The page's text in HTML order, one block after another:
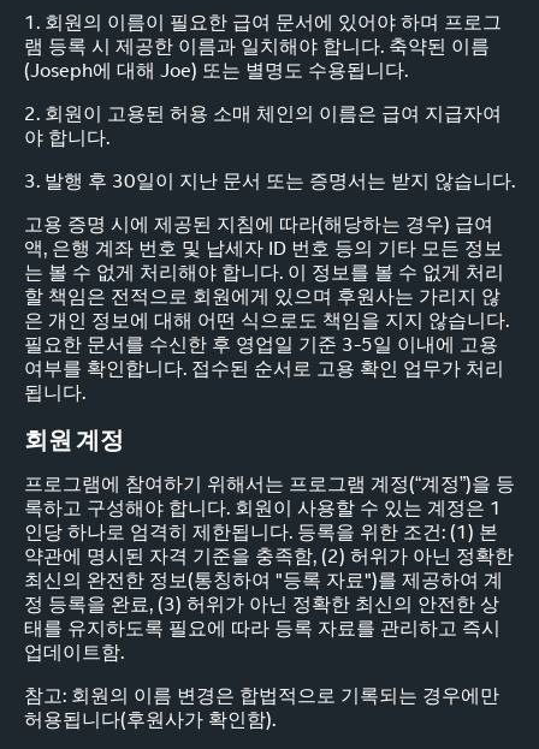
1. 회원의 이름이 필요한 급여 문서에 있어야 하며 프로그
램 등록 시 제공한 이름과 일치해야 합니다. 축약된 이름
(Joseph에 대해 Joe) 또는 별명도 수용됩니다.
2. 회원이 고용된 허용 소매 체인의 이름은 급여 지급자여
야 합니다.
3. 발행 후 30일이 지난 문서 또는 증명서는 받지 않습니다.
고용 증명 시에 제공된 지침에 따라(해당하는 경우) 급여
액, 은행 계좌 번호 및 납세자 ID 번호 등의 기타 모든 정보
는 볼 수 없게 처리해야 합니다. 이 정보를 볼 수 없게 처리
할 책임은 전적으로 회원에게 있으며 후원사는 가리지 않
은 개인 정보에 대해 어떤 식으로도 책임을 지지 않습니다.
필요한 문서를 수신한 후 영업일 기준 3-5일 이내에 고용
여부를 확인합니다. 접수된 순서로 고용 확인 업무가 처리
됩니다.
회원 계정
프로그램에 참여하기 위해서는 프로그램 계정(“계정”)을 등
록하고 구성해야 합니다. 회원이 사용할 수 있는 계정은 1
인당 하나로 엄격히 제한됩니다. 등록을 위한 조건: (1) 본
약관에 명시된 자격 기준을 충족함, (2) 허위가 아닌 정확한
최신의 완전한 정보(통칭하여 "등록 자료")를 제공하여 계
정 등록을 완료, (3) 허위가 아닌 정확한 최신의 안전한 상
태를 유지하도록 필요에 따라 등록 자료를 관리하고 즉시
업데이트함.
참고: 회원의 이름 변경은 합법적으로 기록되는 경우에만
허용됩니다(후원사가 확인함).